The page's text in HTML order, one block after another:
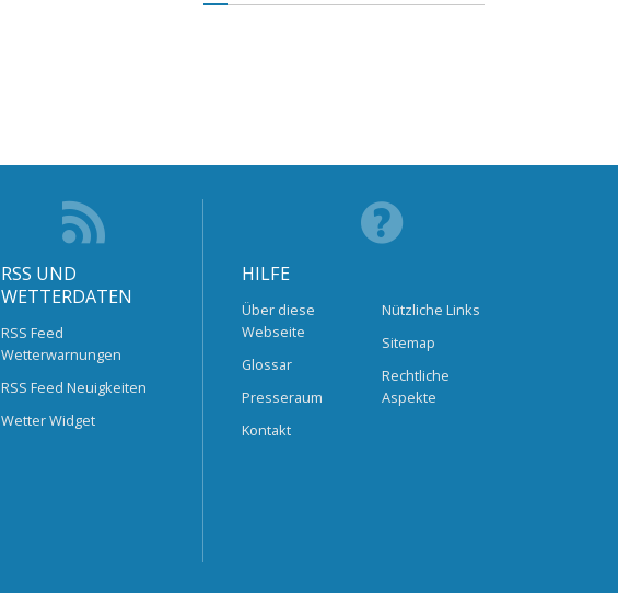
RSS UND
WETTERDATEN
RSS Feed
Wetterwarnungen
RSS Feed Neuigkeiten
Wetter Widget
HILFE
Über diese
Webseite
Glossar
Presseraum
Kontakt
Nützliche Links
Sitemap
Rechtliche
Aspekte